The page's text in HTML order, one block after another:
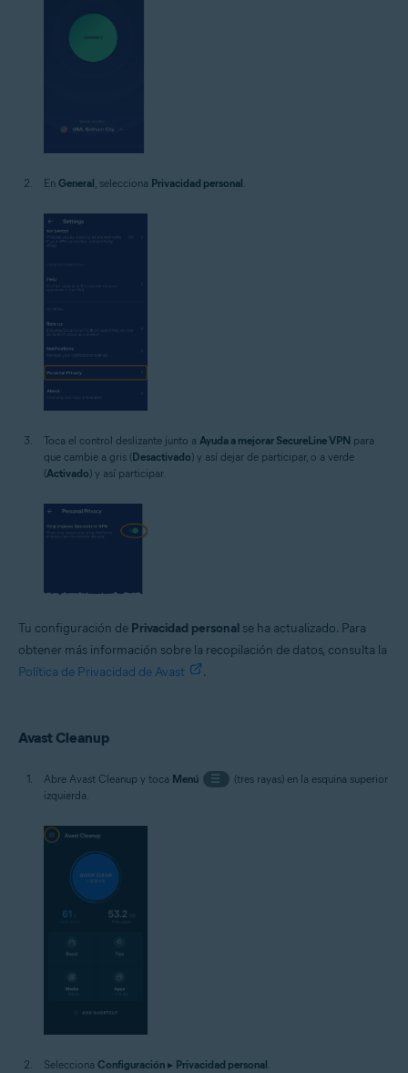
En General, selecciona Privacidad personal.
Toca el control deslizante junto a Ayuda a mejorar SecureLine VPN para
que cambie a gris (Desactivado) y así dejar de participar, o a verde
(Activado) y así participar.
Tu configuración de Privacidad personal se ha actualizado. Para
obtener más información sobre la recopilación de datos, consulta la
Política de Privacidad de Avast
.
Avast Cleanup
Abre Avast Cleanup y toca Menú ☰
(tres rayas) en la esquina superior
izquierda.
Selecciona Configuración ▸ Privacidad personal.